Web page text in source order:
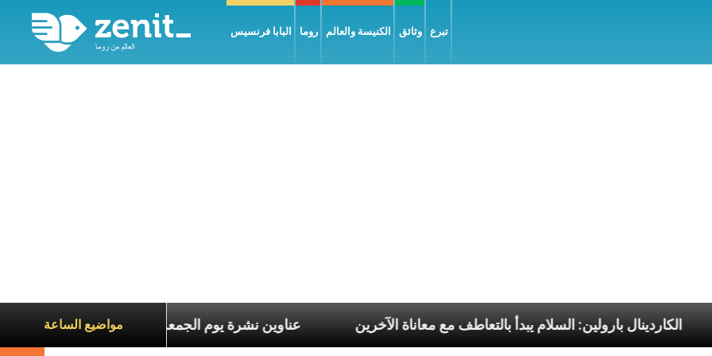
البابا فرنسيس روما الكنيسة والعالم وثائق تبرع
مواضيع الساعةعناوين نشرة يوم الجمعة 7 آب 2026: السلام يُبنى بصبر يومًا بعد يوم الكاردينال بارولين: السلام يبدأ بالتعاطف مع معاناة الآخرين